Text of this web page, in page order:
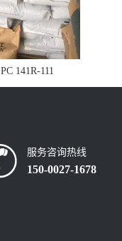
PC 141R-111
服务咨询热线
150-0027-1678